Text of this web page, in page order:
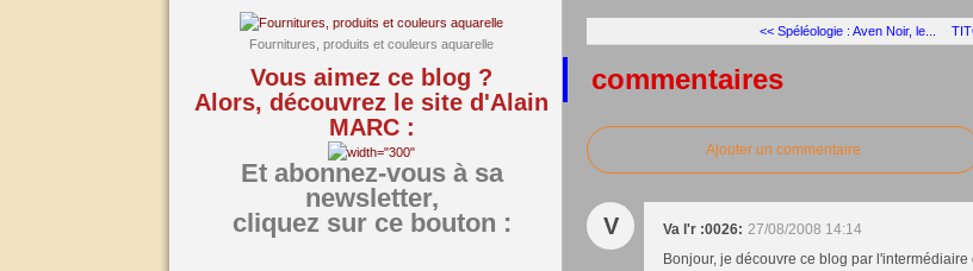
Fournitures, produits et couleurs aquarelle
Vous aimez ce blog ?
Alors, découvrez le site d'Alain
MARC :
Et abonnez-vous à sa
newsletter,
cliquez sur ce bouton :
<< Spéléologie : Aven Noir, le...
commentaires
Ajouter un commentaire
V Va l'r :0026: 27/08/2008 14:14
Bonjour, je découvre ce blog par